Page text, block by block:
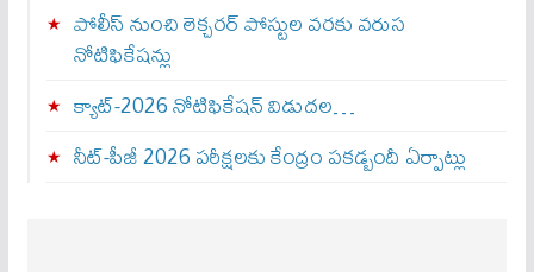
పోలీస్ నుంచి లెక్చరర్ పోస్టుల వరకు వరుస
నోటిఫికేషన్లు
క్యాట్-2026 నోటిఫికేషన్ విడుదల…
నీట్-పీజీ 2026 పరీక్షలకు కేంద్రం పకడ్బందీ ఏర్పాట్లు